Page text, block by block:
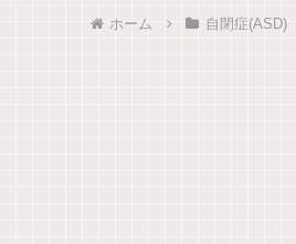
ホーム 自閉症(ASD)